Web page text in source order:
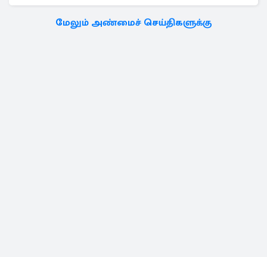
மேலும் அண்மைச் செய்திகளுக்கு